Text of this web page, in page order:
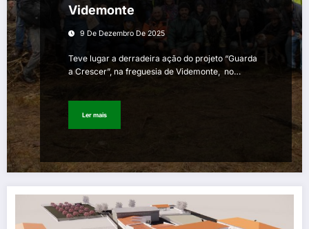
Videmonte
9 De Dezembro De 2025
Teve lugar a derradeira ação do projeto “Guarda
a Crescer”, na freguesia de Videmonte, no…
Ler mais